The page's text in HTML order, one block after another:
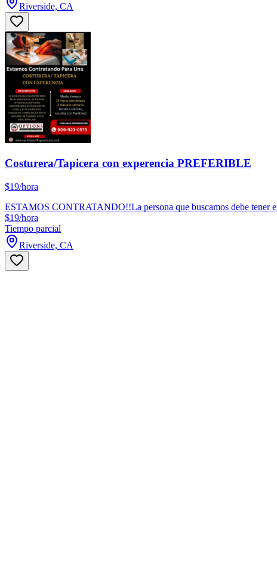
Riverside, CA
Costurera/Tapicera con experencia PREFERIBLE
$19/hora
ESTAMOS CONTRATANDO!!La persona que buscamos debe tener
$19/hora
Tiempo parcial
Riverside, CA